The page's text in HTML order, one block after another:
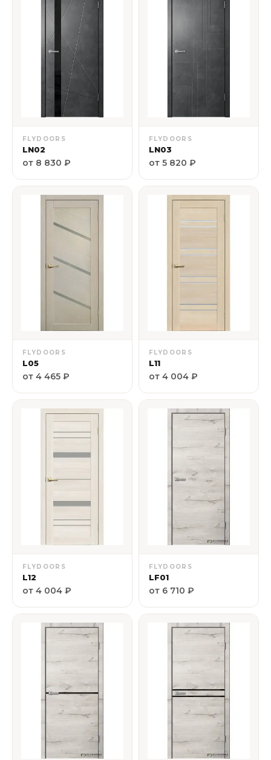
FLYDOORS
LN02
от 8 830 ₽
FLYDOORS
LN03
от 5 820 ₽
FLYDOORS
L05
от 4 465 ₽
FLYDOORS
L11
от 4 004 ₽
FLYDOORS
L12
от 4 004 ₽
FLYDOORS
LF01
от 6 710 ₽